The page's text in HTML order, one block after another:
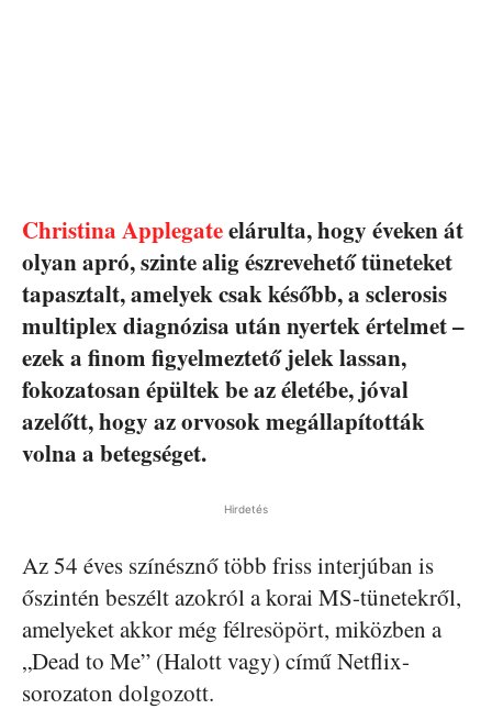
Christina Applegateelárulta, hogy éveken át
olyan apró, szinte alig észrevehető tüneteket
tapasztalt, amelyek csak később, a sclerosis
multiplex diagnózisa után nyertek értelmet –
ezek a finom figyelmeztető jelek lassan,
fokozatosan épültek be az életébe, jóval
azelőtt, hogy az orvosok megállapították
volna a betegséget.
Hirdetés
Az 54 éves színésznő több friss interjúban is
őszintén beszélt azokról a korai MS-tünetekről,
amelyeket akkor még félresöpört, miközben a
„Dead to Me” (Halott vagy) című Netflix-
sorozaton dolgozott.